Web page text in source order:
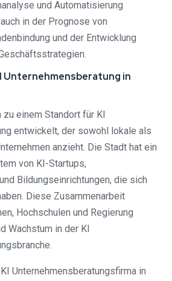
und Automatisierung
in der Prognose von
und der Entwicklung
Unternehmensberatung in
einem Standort für KI
entwickelt, der sowohl lokale als
anzieht. Die Stadt hat ein
von KI-Startups,
Bildungseinrichtungen, die sich
Diese Zusammenarbeit
Hochschulen und Regierung
Wachstum in der KI
Unternehmensberatungsfirma in